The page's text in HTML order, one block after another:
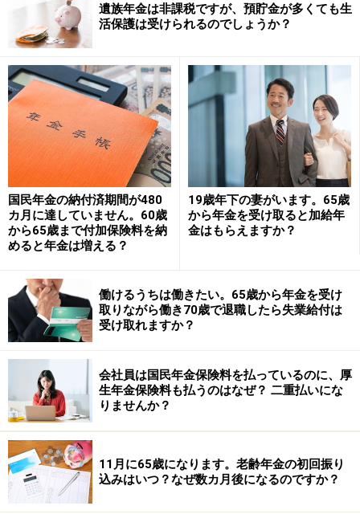
なお、繰下げ・繰上げ受給を申請すると、取り消しがで
きませんので、慎重に検討することをおすすめいたしま
す。
・参考資料：厚生労働省『令和4年度 厚生年金保険・国
民年金事業の概況』P22
https://www.mhlw.go.jp/content/001233406.pdf
※年金プチ相談コーナーに取り上げてほしい質問がある
お願いします。
監修・文／深川 弘恵（ファイナンシャルプランナー）
※記事内容は執筆時点のものです。最新の内容をご確認くださ
い。
本記事の内容は一般的な情報提供を目的としており、特定の金融
商品や投資行動を推奨するものではありません。
投資や資産運用に関する最終的なご判断はご自身の責任において
行ってください。
掲載情報の正確性・完全性については十分に配慮しております
が、その内容を保証するものではなく、これに基づく損失・損害
などについて当社は一切の責任を負いません。
最新の情報や詳細については、必ず各金融機関やサービス提供者
の公式情報をご確認ください。
遺族年金は非課税ですが、預貯金が多くても生
活保護は受けられるのでしょうか？
国民年金の納付済期間が480
カ月に達していません。60歳
から65歳まで付加保険料を納
めると年金は増える？
19歳年下の妻がいます。65歳
から年金を受け取ると加給年
金はもらえますか？
働けるうちは働きたい。65歳から年金を受け
取りながら働き70歳で退職したら失業給付は
受け取れますか？
会社員は国民年金保険料を払っているのに、厚
生年金保険料も払うのはなぜ？ 二重払いにな
りませんか？
11月に65歳になります。老齢年金の初回振り
込みはいつ？なぜ数カ月後になるのですか？